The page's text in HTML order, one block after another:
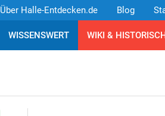
Blog
Über Halle-Entdecken.de
WISSENSWERT WIKI &